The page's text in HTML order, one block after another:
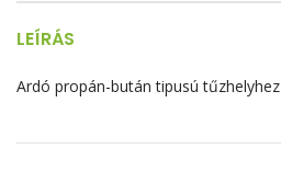
LEÍRÁS
Ardó propán-bután tipusú tűzhelyhez